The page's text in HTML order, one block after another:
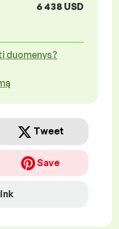
6 438 USD
duomenys?
Tweet
Save